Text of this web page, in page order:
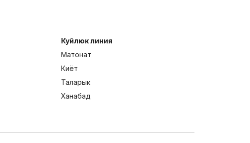
Куйлюк линия
Матонат
Киёт
Таларык
Ханабад